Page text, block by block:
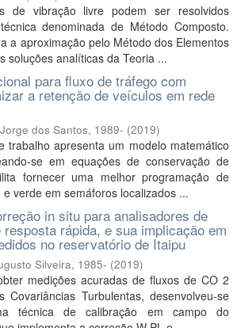
de vibração livre podem ser resolvidos
denominada de Método Composto.
a aproximação pelo Método dos Elementos
soluções analíticas da Teoria ...
para fluxo de tráfego com
a retenção de veículos em rede
dos Santos, 1989- (2019)
trabalho apresenta um modelo matemático
se em equações de conservação de
fornecer uma melhor programação de
verde em semáforos localizados ...
in situ para analisadores de
rápida, e sua implicação em
no reservatório de Itaipu
Silveira, 1985- (2019)
medições acuradas de fluxos de CO 2
Turbulentas, desenvolveu-se
técnica de calibração em campo do